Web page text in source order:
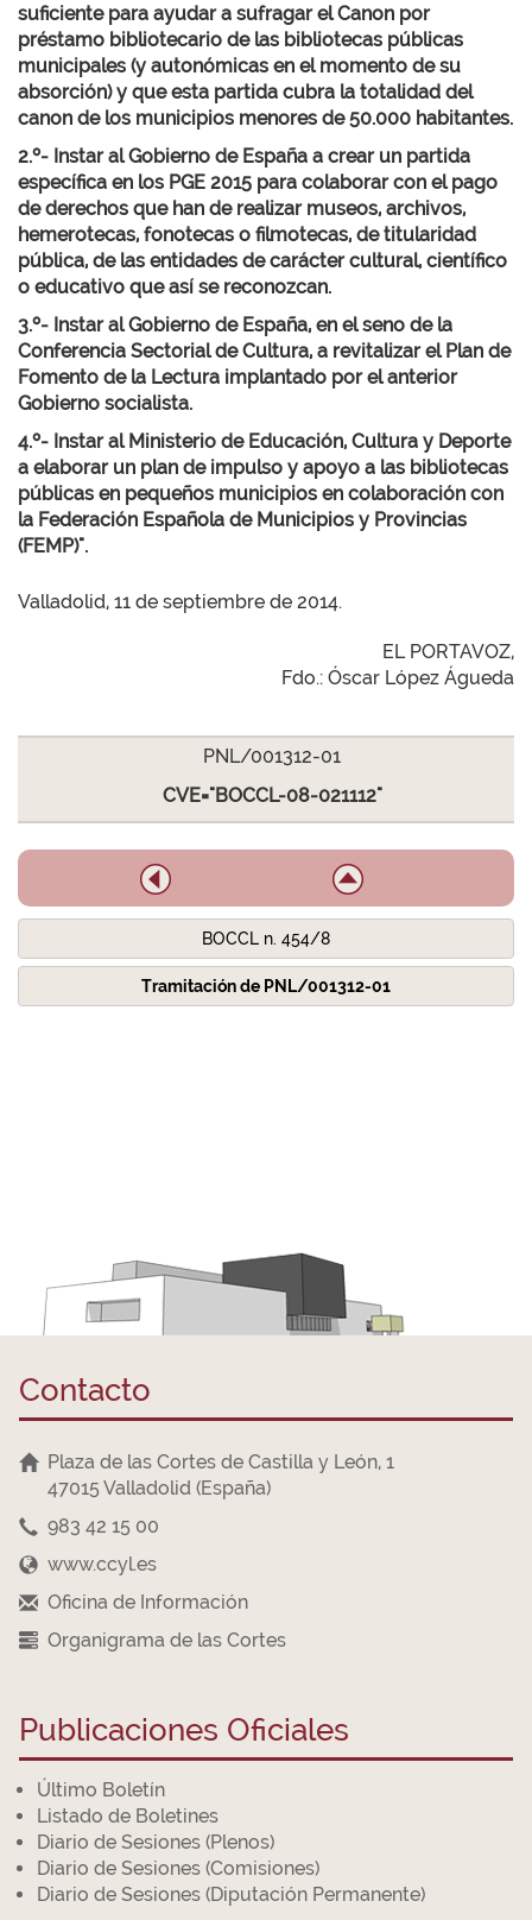
suficiente para ayudar a sufragar el Canon por
préstamo bibliotecario de las bibliotecas públicas
municipales (y autonómicas en el momento de su
absorción) y que esta partida cubra la totalidad del
canon de los municipios menores de 50.000 habitantes.
2.º- Instar al Gobierno de España a crear un partida
específica en los PGE 2015 para colaborar con el pago
de derechos que han de realizar museos, archivos,
hemerotecas, fonotecas o filmotecas, de titularidad
pública, de las entidades de carácter cultural, científico
o educativo que así se reconozcan.
3.º- Instar al Gobierno de España, en el seno de la
Conferencia Sectorial de Cultura, a revitalizar el Plan de
Fomento de la Lectura implantado por el anterior
Gobierno socialista.
4.º- Instar al Ministerio de Educación, Cultura y Deporte
a elaborar un plan de impulso y apoyo a las bibliotecas
públicas en pequeños municipios en colaboración con
la Federación Española de Municipios y Provincias
(FEMP)".
Valladolid, 11 de septiembre de 2014.
EL PORTAVOZ,
Fdo.: Óscar López Águeda
PNL/001312-01
CVE="BOCCL-08-021112"
BOCCL n. 454/8
Tramitación de PNL/001312-01
Contacto
Plaza de las Cortes de Castilla y León, 1
47015 Valladolid (España)
983 42 15 00
www.ccyl.es
Oficina de Información
Organigrama de las Cortes
Publicaciones Oficiales
Último Boletín
Listado de Boletines
Diario de Sesiones (Plenos)
Diario de Sesiones (Comisiones)
Diario de Sesiones (Diputación Permanente)